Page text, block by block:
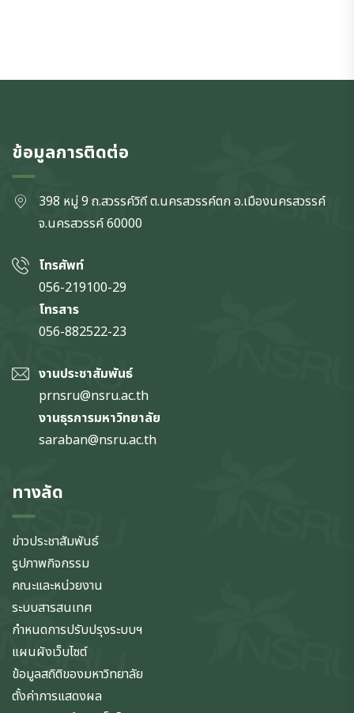
ข้อมูลการติดต่อ
398 หมู่ 9 ถ.สวรรค์วิถี ต.นครสวรรค์ตก อ.เมืองนครสวรรค์
จ.นครสวรรค์60000
โทรศัพท์
056-219100-29
โทรสาร
056-882522-23
งานประชาสัมพันธ์
prnsru@nsru.ac.th
งานธุรการมหาวิทยาลัย
saraban@nsru.ac.th
ทางลัด
ข่าวประชาสัมพันธ์
รูปภาพกิจกรรม
คณะและหน่วยงาน
ระบบสารสนเทศ
กำหนดการปรับปรุงระบบฯ
แผนผังเว็บไซต์
ข้อมูลสถิติของมหาวิทยาลัย
ตั้งค่าการแสดงผล